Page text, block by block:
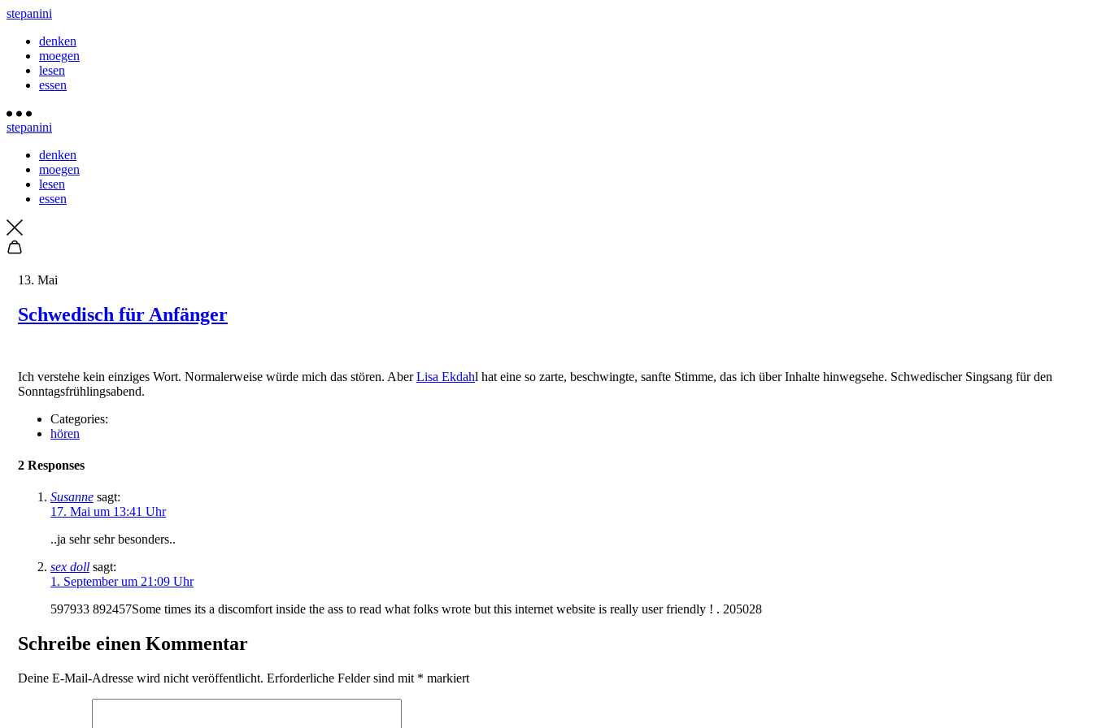
stepanini
denken
moegen
lesen
essen
stepanini
denken
moegen
lesen
essen
13. Mai
Schwedisch für Anfänger
Ich verstehe kein einziges Wort. Normalerweise würde mich das stören. AberLisa Ekdahl hat eine so zarte, beschwingte, sanfte Stimme, das ich über Inhalte hinwegsehe. Schwedischer Singsang für den
Sonntagsfrühlingsabend.
Categories:
hören
2 Responses
Susanne sagt:
17. Mai um 13:41 Uhr
..ja sehr sehr besonders..
sex doll sagt:
1. September um 21:09 Uhr
597933 892457Some times its a discomfort inside the ass to read what folks wrote but this internet website is really user friendly ! . 205028
Schreibe einen Kommentar
Deine E-Mail-Adresse wird nicht veröffentlicht. Erforderliche Felder sind mit * markiert